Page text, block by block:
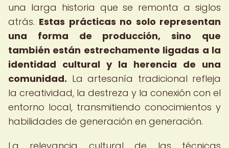
una larga historia que se remonta a siglos
atrás. Estas prácticas no solo representan
una forma de producción, sino que
también están estrechamente ligadas a la
identidad cultural y la herencia de una
comunidad. La artesanía tradicional refleja
la creatividad, la destreza y la conexión con el
entorno local, transmitiendo conocimientos y
habilidades de generación en generación.